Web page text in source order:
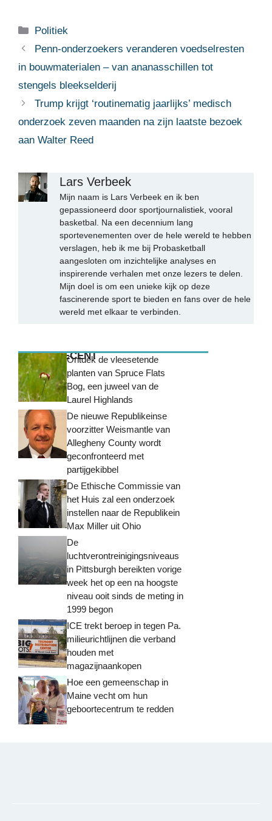
Categorieën
Politiek
Penn-onderzoekers veranderen voedselresten
in bouwmaterialen – van ananasschillen tot
stengels bleekselderij
Trump krijgt ‘routinematig jaarlijks’ medisch
onderzoek zeven maanden na zijn laatste bezoek
aan Walter Reed
Lars Verbeek
Mijn naam is Lars Verbeek en ik ben
gepassioneerd door sportjournalistiek, vooral
basketbal. Na een decennium lang
sportevenementen over de hele wereld te hebben
verslagen, heb ik me bij Probasketball
aangesloten om inzichtelijke analyses en
inspirerende verhalen met onze lezers te delen.
Mijn doel is om een unieke kijk op deze
fascinerende sport te bieden en fans over de hele
wereld met elkaar te verbinden.
MEEST RECENTOntdek de vleesetende
planten van Spruce Flats
Bog, een juweel van de
Laurel Highlands
De nieuwe Republikeinse
voorzitter Weismantle van
Allegheny County wordt
geconfronteerd met
partijgekibbel
De Ethische Commissie van
het Huis zal een onderzoek
instellen naar de Republikein
Max Miller uit Ohio
De
luchtverontreinigingsniveaus
in Pittsburgh bereikten vorige
week het op een na hoogste
niveau ooit sinds de meting in
1999 begon
ICE trekt beroep in tegen Pa.
milieurichtlijnen die verband
houden met
magazijnaankopen
Hoe een gemeenschap in
Maine vecht om hun
geboortecentrum te redden